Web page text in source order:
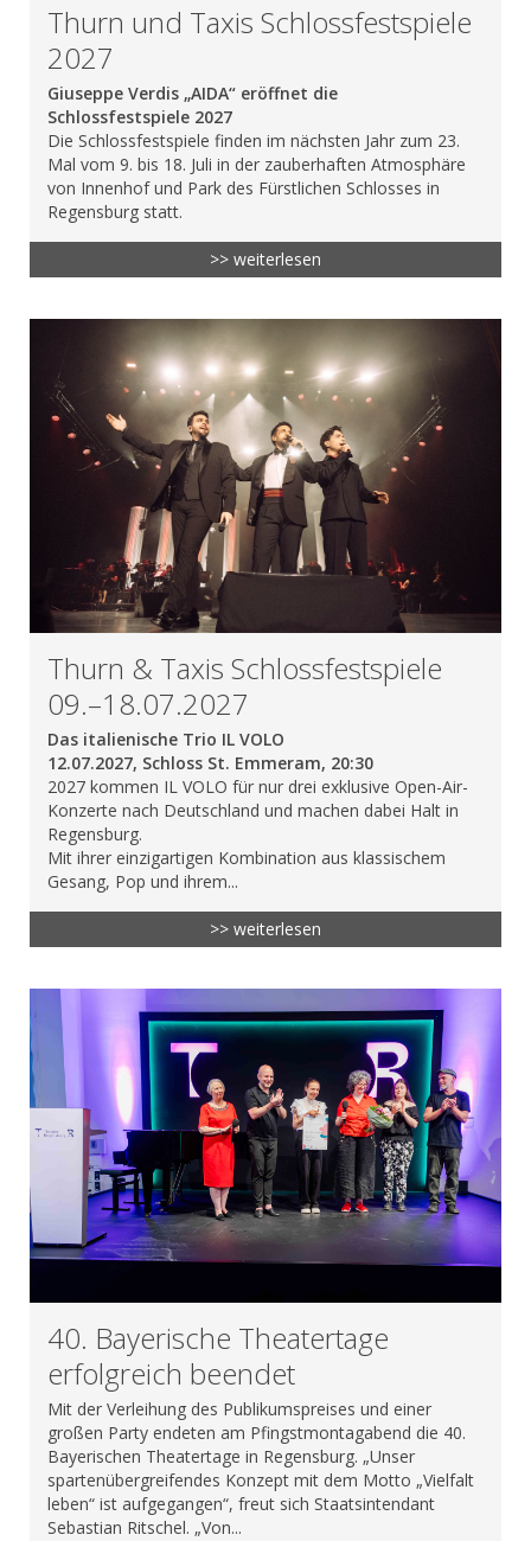
Thurn und Taxis Schlossfestspiele
2027
Giuseppe Verdis „AIDA“ eröffnet die
Schlossfestspiele 2027
Die Schlossfestspiele finden im nächsten Jahr zum 23.
Mal vom 9. bis 18. Juli in der zauberhaften Atmosphäre
von Innenhof und Park des Fürstlichen Schlosses in
Regensburg statt.
>> weiterlesen
Thurn & Taxis Schlossfestspiele
09.–18.07.2027
Das italienische Trio IL VOLO
12.07.2027, Schloss St. Emmeram, 20:30
2027 kommen IL VOLO für nur drei exklusive Open-Air-
Konzerte nach Deutschland und machen dabei Halt in
Regensburg.
Mit ihrer einzigartigen Kombination aus klassischem
Gesang, Pop und ihrem...
>> weiterlesen
40. Bayerische Theatertage
erfolgreich beendet
Mit der Verleihung des Publikumspreises und einer
großen Party endeten am Pfingstmontagabend die 40.
Bayerischen Theatertage in Regensburg. „Unser
spartenübergreifendes Konzept mit dem Motto „Vielfalt
leben“ ist aufgegangen“, freut sich Staatsintendant
Sebastian Ritschel. „Von...